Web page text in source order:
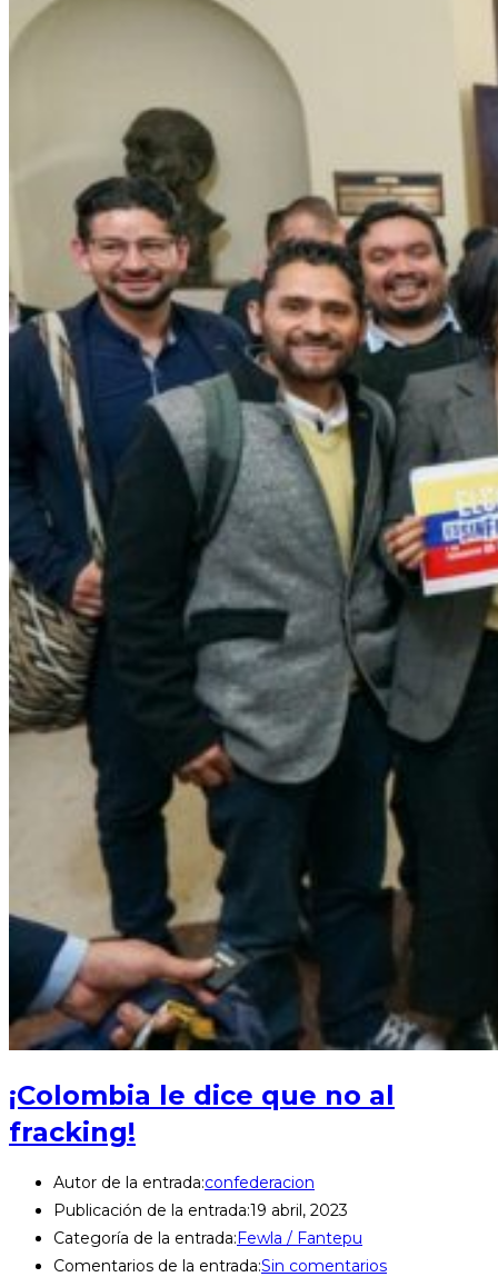
¡Colombia le dice que no al
fracking!
Autor de la entrada:confederacion
Publicación de la entrada:19 abril, 2023
Categoría de la entrada:Fewla / Fantepu
Comentarios de la entrada:Sin comentarios